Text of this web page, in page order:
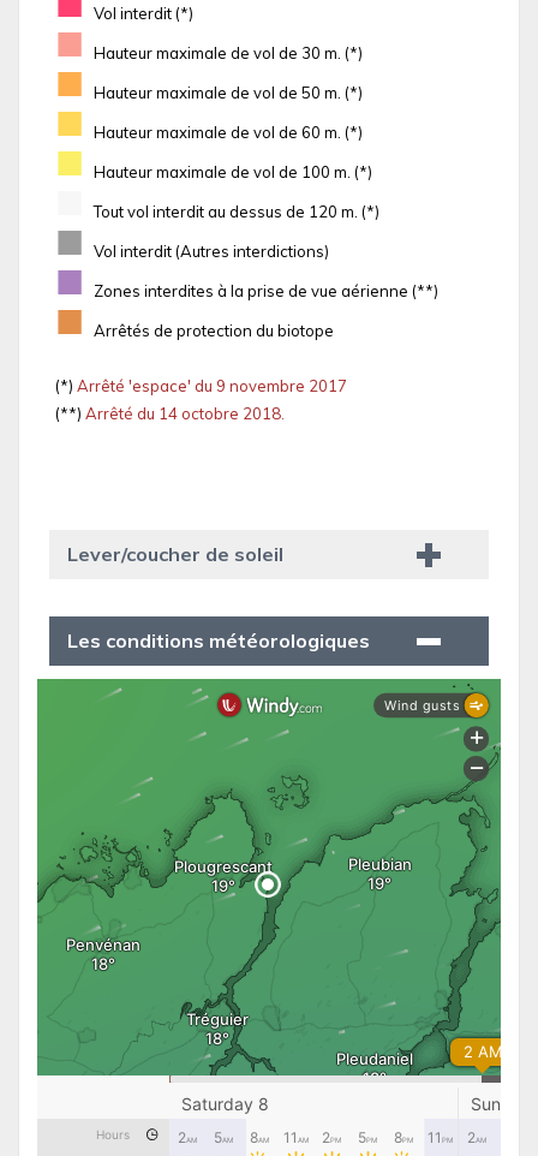
Vol interdit (*)
■ Hauteur maximale de vol de 30 m. (*)
■ Hauteur maximale de vol de 50 m. (*)
■ Hauteur maximale de vol de 60 m. (*)
■ Hauteur maximale de vol de 100 m. (*)
Tout vol interdit au dessus de 120 m. (*)
■ Vol interdit (Autres interdictions)
■ Zones interdites à la prise de vue aérienne (**)
■ Arrêtés de protection du biotope
(*) Arrêté 'espace' du 9 novembre 2017
(**) Arrêté du 14 octobre 2018.
Lever/coucher de soleil
Les conditions météorologiques